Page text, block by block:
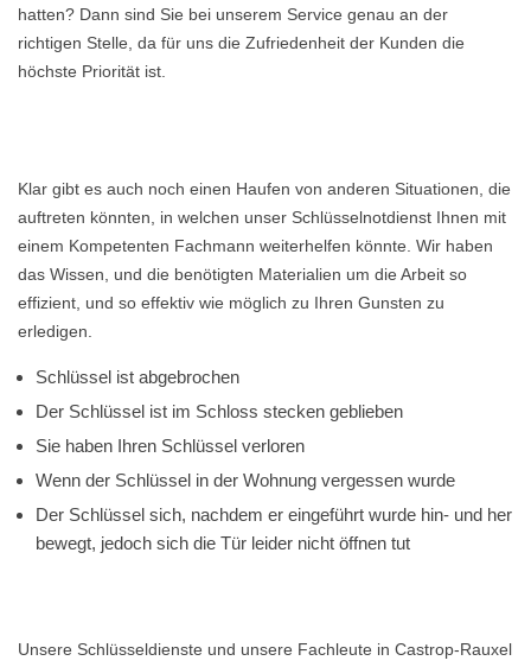
hatten? Dann sind Sie bei unserem Service genau an der
richtigen Stelle, da für uns die Zufriedenheit der Kunden die
höchste Priorität ist.
Klar gibt es auch noch einen Haufen von anderen Situationen, die
auftreten könnten, in welchen unser Schlüsselnotdienst Ihnen mit
einem Kompetenten Fachmann weiterhelfen könnte. Wir haben
das Wissen, und die benötigten Materialien um die Arbeit so
effizient, und so effektiv wie möglich zu Ihren Gunsten zu
erledigen.
Schlüssel ist abgebrochen
Der Schlüssel ist im Schloss stecken geblieben
Sie haben Ihren Schlüssel verloren
Wenn der Schlüssel in der Wohnung vergessen wurde
Der Schlüssel sich, nachdem er eingeführt wurde hin- und her
bewegt, jedoch sich die Tür leider nicht öffnen tut
Unsere Schlüsseldienste und unsere Fachleute in Castrop-Rauxel